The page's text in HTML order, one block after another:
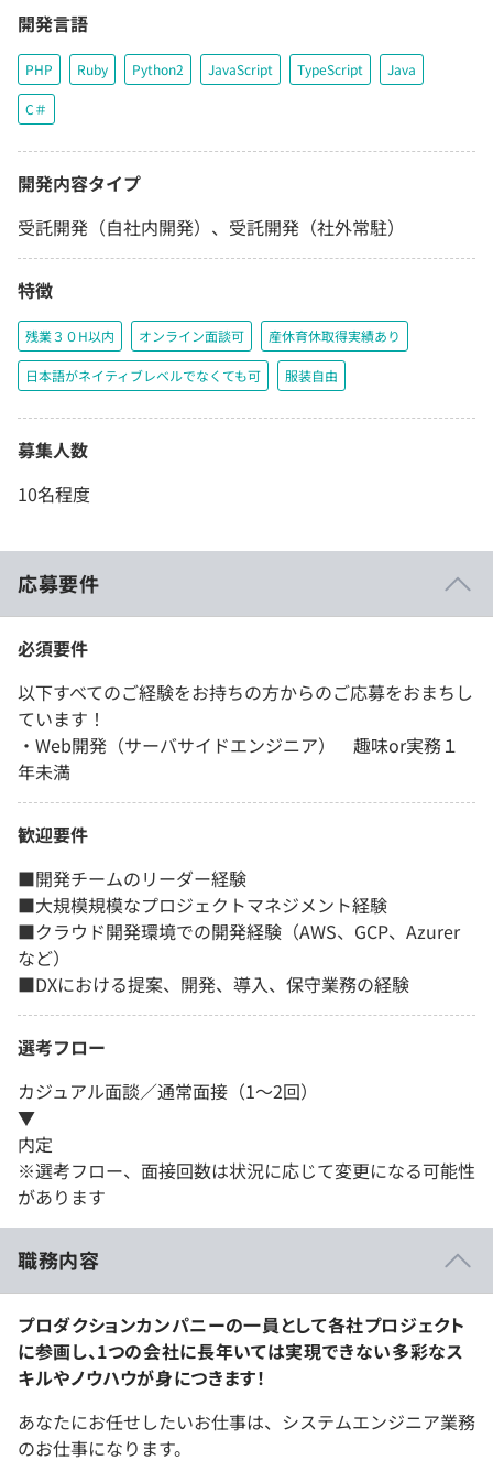
開発言語
PHP Ruby Python2 JavaScript TypeScript Java
C＃
開発内容タイプ
受託開発（自社内開発）、受託開発（社外常駐）
特徴
残業３０H以内 オンライン面談可 産休育休取得実績あり
日本語がネイティブレベルでなくても可 服装自由
募集人数
10名程度
応募要件
必須要件
以下すべてのご経験をお持ちの方からのご応募をおまちし
ています！
・Web開発（サーバサイドエンジニア） 趣味or実務１
年未満
歓迎要件
■開発チームのリーダー経験
■大規模規模なプロジェクトマネジメント経験
■クラウド開発環境での開発経験（AWS、GCP、Azurer
など）
■DXにおける提案、開発、導入、保守業務の経験
選考フロー
カジュアル面談／通常面接（1～2回）
▼
内定
※選考フロー、面接回数は状況に応じて変更になる可能性
があります
職務内容
プロダクションカンパニーの一員として各社プロジェクト
に参画し、1つの会社に長年いては実現できない多彩なス
キルやノウハウが身につきます！
あなたにお任せしたいお仕事は、システムエンジニア業務
のお仕事になります。